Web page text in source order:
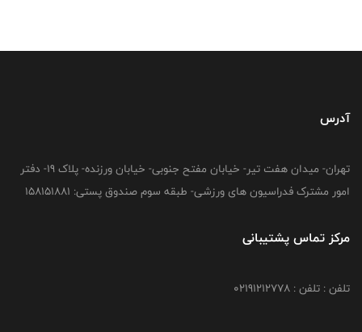
آدرس
تهران- میدان هفت تیر- خیابان مفتح جنوبی- خیابان ورزنده- پلاک 19- دفتر
امور مشترک فدراسیون های ورزشی- طبقه سوم صندوق پستی: 158151881
مرکز تماس پشتیبانی
تلفن : تلفن : 02191212778